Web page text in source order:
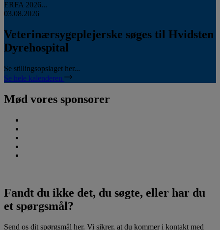
ERFA 2026...
03.08.2026
Veterinærsygeplejerske søges til Hvidsten
Dyrehospital
Se stillingsopslaget her...
Se hele kalenderen
Mød vores sponsorer
Fandt du ikke det, du søgte, eller har du
et spørgsmål?
Send os dit spørgsmål her. Vi sikrer, at du kommer i kontakt med